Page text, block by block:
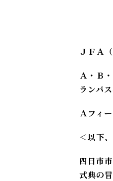
ＪＦＡ
Ａ・Ｂ
ランパ
Ａフィ
＜以下
四日市
式典の